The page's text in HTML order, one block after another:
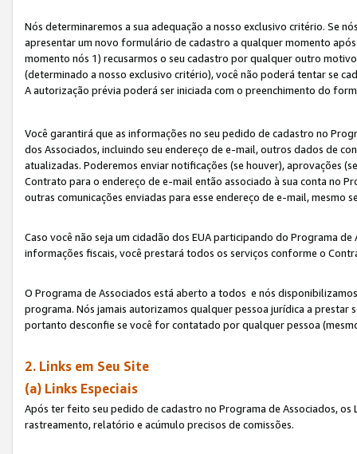
Nós determinaremos a sua adequação a nosso exclusivo critério. Se
apresentar um novo formulário de cadastro a qualquer momento
momento nós 1) recusarmos o seu cadastro por qualquer outro
(determinado a nosso exclusivo critério), você não poderá tentar se
A autorização prévia poderá ser iniciada com o preenchimento do
Você garantirá que as informações no seu pedido de cadastro no
dos Associados, incluindo seu endereço de e-mail, outros dados de
atualizadas. Poderemos enviar notificações (se houver), aprovações
Contrato para o endereço de e-mail então associado à sua conta no
outras comunicações enviadas para esse endereço de e-mail,
Caso você não seja um cidadão dos EUA participando do Programa
informações fiscais, você prestará todos os serviços conforme o
O Programa de Associados está aberto a todos e nós
programa. Nós jamais autorizamos qualquer pessoa jurídica a
portanto desconfie se você for contatado por qualquer pessoa
2. Links em Seu Site
(a) Links Especiais
Após ter feito seu pedido de cadastro no Programa de Associados, os
rastreamento, relatório e acúmulo precisos de comissões.